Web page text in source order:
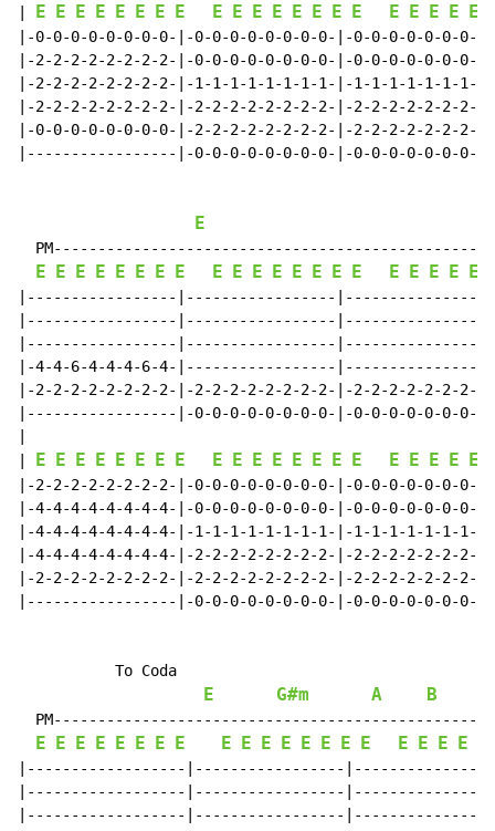
E E E E E E E E E E E E E E E E E E E E E
|-0-0-0-0-0-0-0-0-|-0-0-0-0-0-0-0-0-|-0-0-0-0-0-0-0-
|-2-2-2-2-2-2-2-2-|-0-0-0-0-0-0-0-0-|-0-0-0-0-0-0-0-
|-2-2-2-2-2-2-2-2-|-1-1-1-1-1-1-1-1-|-1-1-1-1-1-1-1-
|-2-2-2-2-2-2-2-2-|-2-2-2-2-2-2-2-2-|-2-2-2-2-2-2-2-
|-0-0-0-0-0-0-0-0-|-2-2-2-2-2-2-2-2-|-2-2-2-2-2-2-2-
|-----------------|-0-0-0-0-0-0-0-0-|-0-0-0-0-0-0-
E
E E E E E E E E E E E E E E E E E E E E E
|-----------------|-----------------
|-----------------|-----------------
|-----------------|-----------------
|-4-4-6-4-4-4-6-4-|-----------------|-----------------
|-2-2-2-2-2-2-2-2-|-2-2-2-2-2-2-2-2-|-2-2-2-2-2-2-2-
|-----------------|-0-0-0-0-0-0-0-0-|-0-0-0-0-0-0-
E E E E E E E E E E E E E E E E E E E E E
|-2-2-2-2-2-2-2-2-|-0-0-0-0-0-0-0-0-|-0-0-0-0-0-0-0-
|-4-4-4-4-4-4-4-4-|-0-0-0-0-0-0-0-0-|-0-0-0-0-0-0-0-
|-4-4-4-4-4-4-4-4-|-1-1-1-1-1-1-1-1-|-1-1-1-1-1-1-1-
|-4-4-4-4-4-4-4-4-|-2-2-2-2-2-2-2-2-|-2-2-2-2-2-2-2-
|-2-2-2-2-2-2-2-2-|-2-2-2-2-2-2-2-2-|-2-2-2-2-2-2-2-
|-----------------|-0-0-0-0-0-0-0-0-|-0-0-0-0-0-0-
           To Coda
E G#m A B
E E E E E E E E E E E E E E E E E E E E
|------------------|-----------------
|------------------|-----------------
|------------------|-----------------